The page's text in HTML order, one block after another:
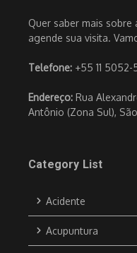
Quer saber mais sobre
agende sua visita.
Telefone: +55 11
Endereço: Rua
Antônio (Zona Sul),
Category List
Acidente
Acupuntura